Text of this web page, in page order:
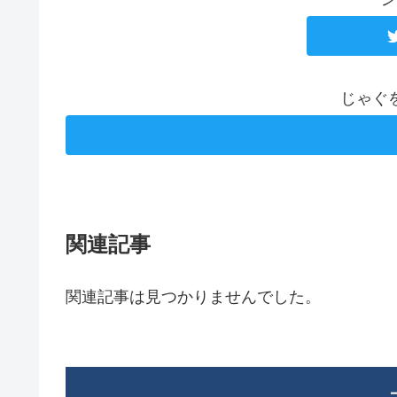
じゃぐ
関連記事
関連記事は見つかりませんでした。